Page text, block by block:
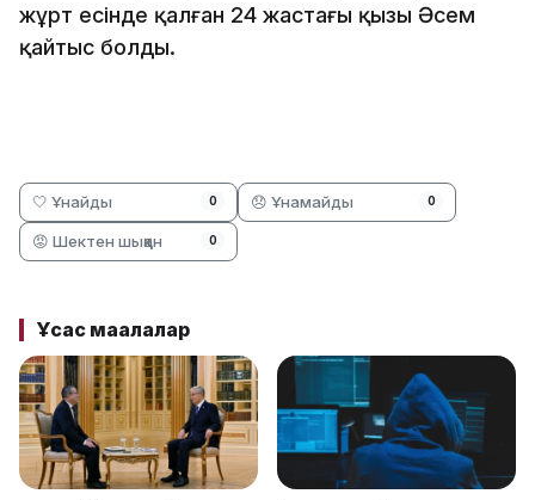
жұрт есінде қалған 24 жастағы қызы Әсем
қайтыс болды.
🤍 Ұнайды 0 😞 Ұнамайды 0
😡 Шектен шыққан 0
Ұқсас мақалалар